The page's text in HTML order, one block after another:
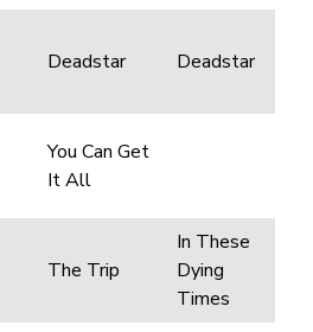
Deadstar Deadstar
You Can Get
It All
The Trip
In These
Dying
Times